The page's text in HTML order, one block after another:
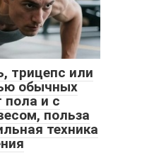
трицепс или
обычных
и с
польза
техника